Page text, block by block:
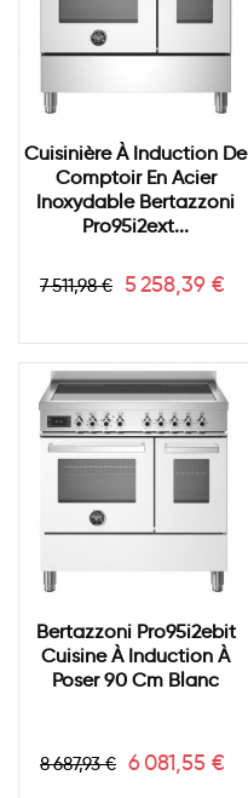
Cuisinière À Induction De
Comptoir En Acier
Inoxydable Bertazzoni
Pro95i2ext...
Prix
7 511,98 € Prix
5 258,39 €
Bertazzoni Pro95i2ebit
Cuisine À Induction À
Poser 90 Cm Blanc
Prix
8 687,93 € Prix
6 081,55 €